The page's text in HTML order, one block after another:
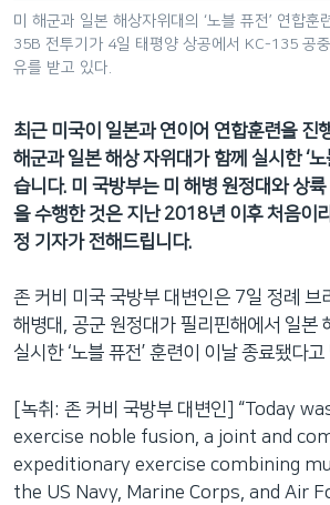
으
로
이
검
색
으
이
미 해군과 일본 해상자위대의 ‘노블 퓨전’ 연합
35B 전투기가 4일 태평양 상공에서 KC-135 공
유를 받고 있다.
최근 미국이 일본과 연이어 연합훈련을 진
해군과 일본 해상 자위대가 함께 실시한 ‘
습니다. 미 국방부는 미 해병 원정대와 상
을 수행한 것은 지난 2018년 이후 처음이
정 기자가 전해드립니다.
존 커비 미국 국방부 대변인은 7일 정례 브
해병대, 공군 원정대가 필리핀해에서 일본
실시한 ‘노블 퓨전’ 훈련이 이날 종료됐다
[녹취: 존 커비 국방부 대변인] “Today
exercise noble fusion, a joint and
expeditionary exercise combining
the US Navy, Marine Corps, and Air